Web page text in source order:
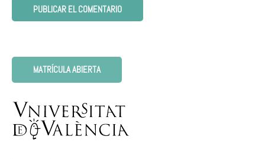
MATRÍCULA ABIERTA